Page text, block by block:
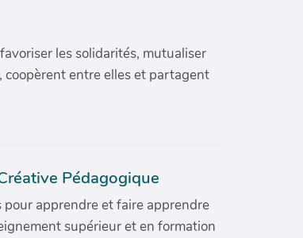
les solidarités, mutualiser
coopèrent entre elles et partagent
Pédagogique
pour apprendre et faire apprendre
supérieur et en formation